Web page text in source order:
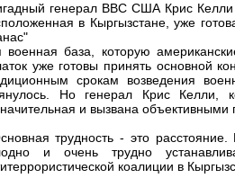
генерал ВВС США Крис Келли
в Кыргызстане, уже
военная база, которую
уже готовы принять основной
срокам возведения
Но генерал Крис Келли,
и вызвана объективными
трудность - это
и очень трудно
коалиции в